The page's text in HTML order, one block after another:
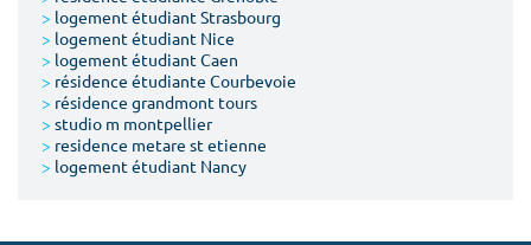
> logement étudiant Strasbourg
> logement étudiant Nice
> logement étudiant Caen
> résidence étudiante Courbevoie
> résidence grandmont tours
> studio m montpellier
> residence metare st etienne
> logement étudiant Nancy